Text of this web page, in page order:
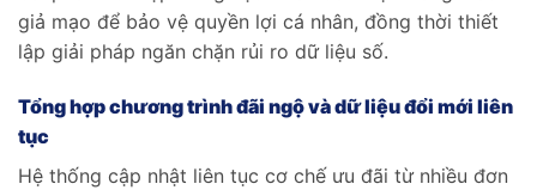
giả mạo để bảo vệ quyền lợi cá nhân, đồng thời thiết
lập giải pháp ngăn chặn rủi ro dữ liệu số.
Tổng hợp chương trình đãi ngộ và dữ liệu đổi mới liên
tục
Hệ thống cập nhật liên tục cơ chế ưu đãi từ nhiều đơn